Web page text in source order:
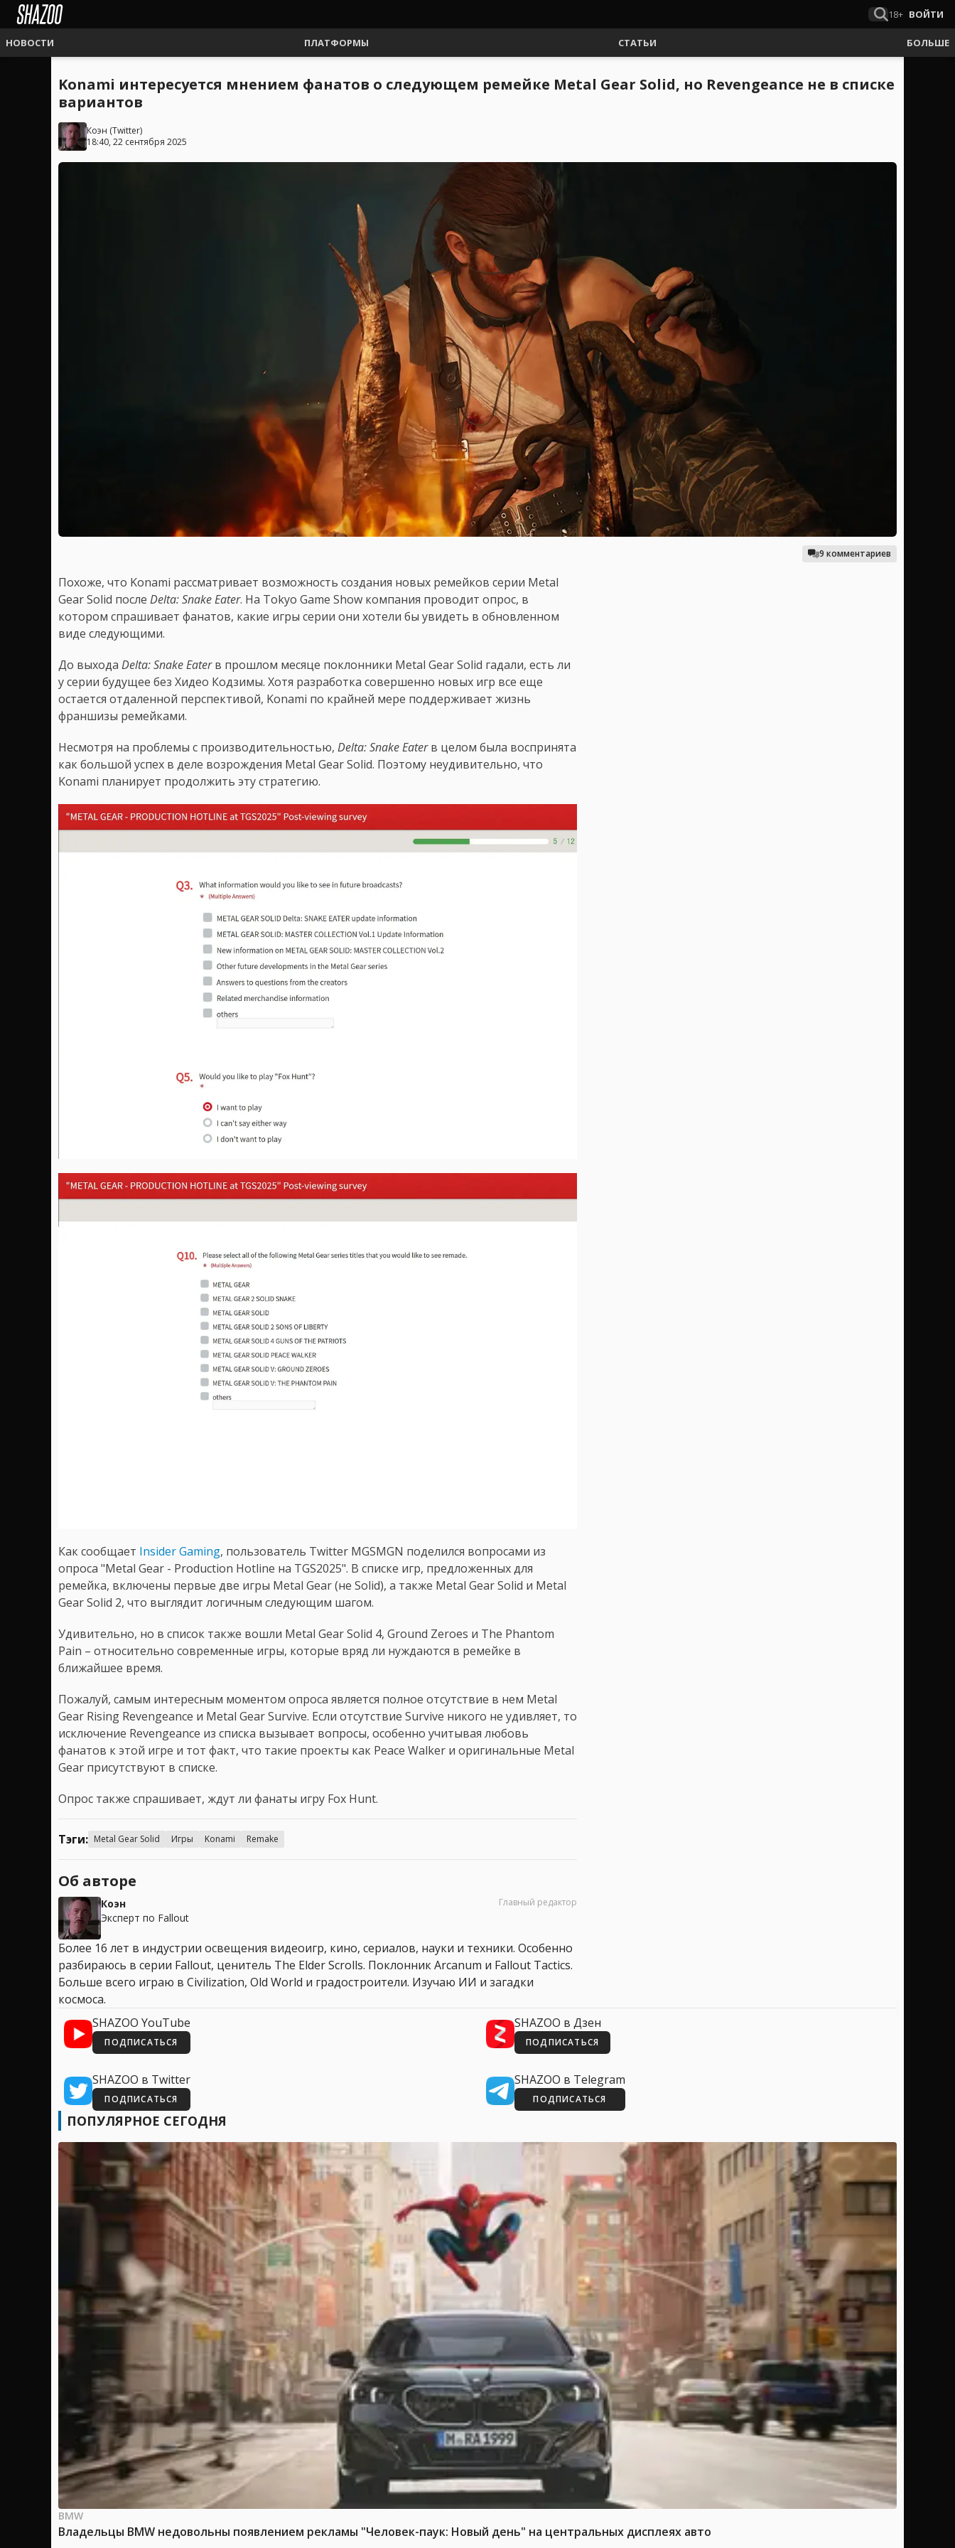
18+ ВОЙТИ
НОВОСТИ ПЛАТФОРМЫ СТАТЬИ БОЛЬШЕ
Konami интересуется мнением фанатов о следующем ремейке Metal Gear Solid, но Revengeance не в списке
вариантов
Коэн (Twitter)
18:40, 22 сентября 2025
9 комментариев
Похоже, что Konami рассматривает возможность создания новых ремейков серии Metal
Gear Solid после Delta: Snake Eater. На Tokyo Game Show компания проводит опрос, в
котором спрашивает фанатов, какие игры серии они хотели бы увидеть в обновленном
виде следующими.
До выхода Delta: Snake Eaterв прошлом месяце поклонники Metal Gear Solid гадали, есть ли
у серии будущее без Хидео Кодзимы. Хотя разработка совершенно новых игр все еще
остается отдаленной перспективой, Konami по крайней мере поддерживает жизнь
франшизы ремейками.
Несмотря на проблемы с производительностью, Delta: Snake Eaterв целом была воспринята
как большой успех в деле возрождения Metal Gear Solid. Поэтому неудивительно, что
Konami планирует продолжить эту стратегию.
Как сообщает Insider Gaming, пользователь Twitter MGSMGN поделился вопросами из
опроса "Metal Gear - Production Hotline на TGS2025". В списке игр, предложенных для
ремейка, включены первые две игры Metal Gear (не Solid), а также Metal Gear Solid и Metal
Gear Solid 2, что выглядит логичным следующим шагом.
Удивительно, но в список также вошли Metal Gear Solid 4, Ground Zeroes и The Phantom
Pain – относительно современные игры, которые вряд ли нуждаются в ремейке в
ближайшее время.
Пожалуй, самым интересным моментом опроса является полное отсутствие в нем Metal
Gear Rising Revengeance и Metal Gear Survive. Если отсутствие Survive никого не удивляет, то
исключение Revengeance из списка вызывает вопросы, особенно учитывая любовь
фанатов к этой игре и тот факт, что такие проекты как Peace Walker и оригинальные Metal
Gear присутствуют в списке.
Опрос также спрашивает, ждут ли фанаты игру Fox Hunt.
Тэги: Metal Gear Solid Игры Konami Remake
Об авторе
Коэн
Эксперт по Fallout
Главный редактор
Более 16 лет в индустрии освещения видеоигр, кино, сериалов, науки и техники. Особенно
разбираюсь в серии Fallout, ценитель The Elder Scrolls. Поклонник Arcanum и Fallout Tactics.
Больше всего играю в Civilization, Old World и градостроители. Изучаю ИИ и загадки
космоса.
SHAZOO YouTube
ПОДПИСАТЬСЯ
SHAZOO в Дзен
ПОДПИСАТЬСЯ
SHAZOO в Twitter
ПОДПИСАТЬСЯ
SHAZOO в Telegram
ПОДПИСАТЬСЯ
ПОПУЛЯРНОЕ СЕГОДНЯ
BMW
Владельцы BMW недовольны появлением рекламы "Человек-паук: Новый день" на центральных дисплеях авто